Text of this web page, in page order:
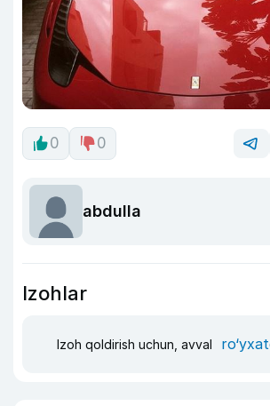
0 0
abdulla
Izohlar
Izoh qoldirish uchun, avval